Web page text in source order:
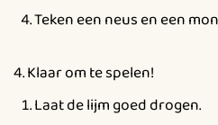
Teken een neus en een
4. Klaar om te spelen!
Laat de lijm goed drogen.